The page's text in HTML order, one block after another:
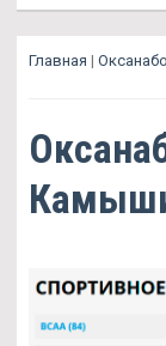
Главная |